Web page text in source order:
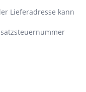
Lieferadresse kann